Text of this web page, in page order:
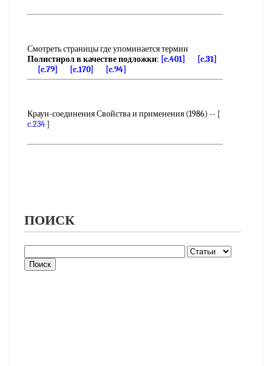
Смотреть страницы где упоминается термин
Полистирол в качестве подложки: [c.401]
[c.31]
[c.79]
[c.170] [c.94]
Краун-соединения Свойства и применения (1986) -- [
c.234]
ПОИСК